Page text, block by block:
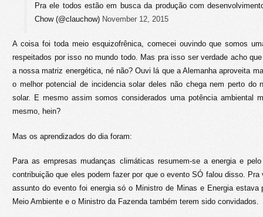
Pra ele todos estão em busca da produção com
Chow (@clauchow) November 12, 2015
A coisa foi toda meio esquizofrênica, comecei ouvindo que somos
respeitados por isso no mundo todo. Mas pra isso ser verdade acho
a nossa matriz energética, né não? Ouvi lá que a Alemanha aproveita
o melhor potencial de incidencia solar deles não chega nem perto do
solar. E mesmo assim somos considerados uma potência ambiental
mesmo, hein?
Mas os aprendizados do dia foram:
Para as empresas mudanças climáticas resumem-se a energia e
contribuição que eles podem fazer por que o evento SÓ falou disso.
assunto do evento foi energia só o Ministro de Minas e Energia estava
Meio Ambiente e o Ministro da Fazenda também terem sido convidados.